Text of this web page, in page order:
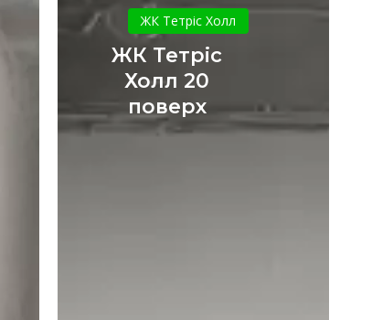
Тетріс
Холл
20
поверх
ЖК Тетріс Холл
ЖК Тетріс
Холл 20
поверх